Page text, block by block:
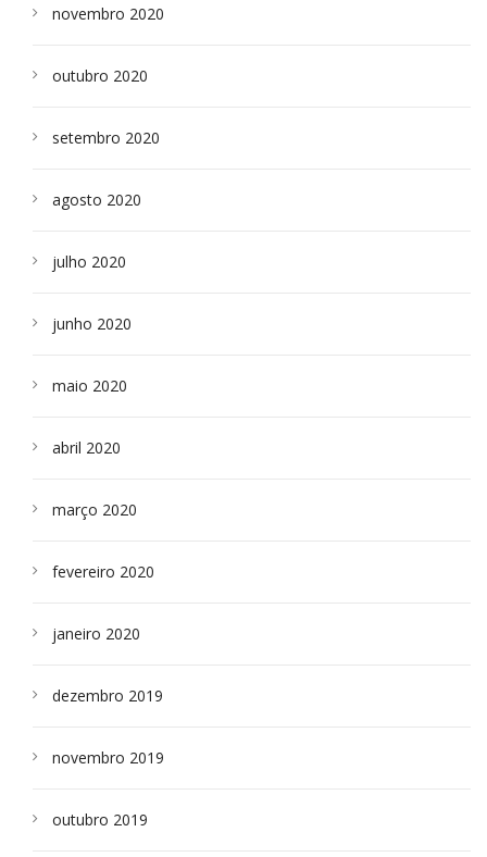
novembro 2020
outubro 2020
setembro 2020
agosto 2020
julho 2020
junho 2020
maio 2020
abril 2020
março 2020
fevereiro 2020
janeiro 2020
dezembro 2019
novembro 2019
outubro 2019